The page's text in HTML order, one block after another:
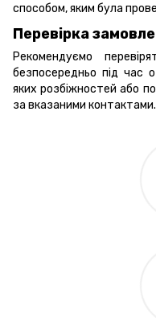
способом, яким була
Перевірка
Рекомендуємо
безпосередньо під час
яких розбіжностей або
за вказаними контактами.